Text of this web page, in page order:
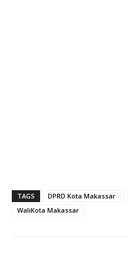
TAGS DPRD Kota Makassar
WaliKota Makassar